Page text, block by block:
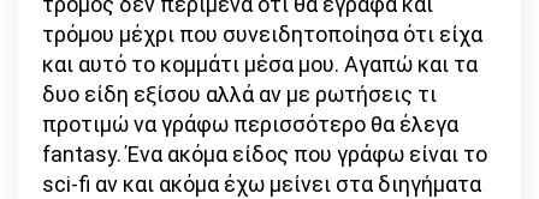
τρόμου μέχρι που συνειδητοποίησα ότι είχα
και αυτό το κομμάτι μέσα μου. Αγαπώ και τα
δυο είδη εξίσου αλλά αν με ρωτήσεις τι
προτιμώ να γράφω περισσότερο θα έλεγα
fantasy. Ένα ακόμα είδος που γράφω είναι το
sci-fi αν και ακόμα έχω μείνει στα διηγήματα